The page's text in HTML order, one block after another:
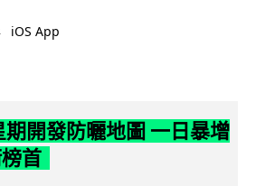
iOS App
開發防曬地圖 一日暴增
首